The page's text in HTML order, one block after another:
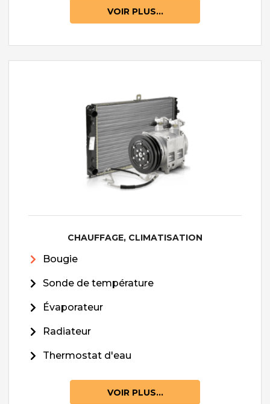
VOIR PLUS...
CHAUFFAGE, CLIMATISATION
Bougie
Sonde de température
Évaporateur
Radiateur
Thermostat d'eau
VOIR PLUS...